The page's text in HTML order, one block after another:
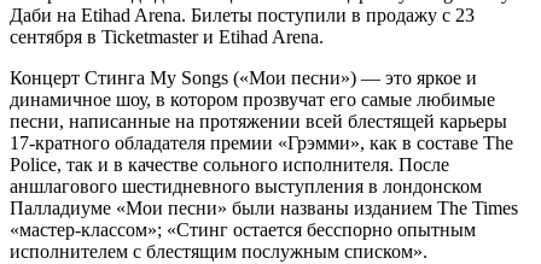
Даби на Etihad Arena. Билеты поступили в продажу с 23
сентября в Ticketmaster и Etihad Arena.
Концерт Стинга My Songs («Мои песни») — это яркое и
динамичное шоу, в котором прозвучат его самые любимые
песни, написанные на протяжении всей блестящей карьеры
17-кратного обладателя премии «Грэмми», как в составе The
Police, так и в качестве сольного исполнителя. После
аншлагового шестидневного выступления в лондонском
Палладиуме «Мои песни» были названы изданием The Times
«мастер-классом»; «Стинг остается бесспорно опытным
исполнителем с блестящим послужным списком».